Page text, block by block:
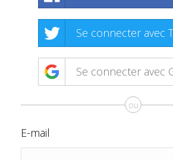
Se connecter avec
Se connecter avec
ou
E-mail